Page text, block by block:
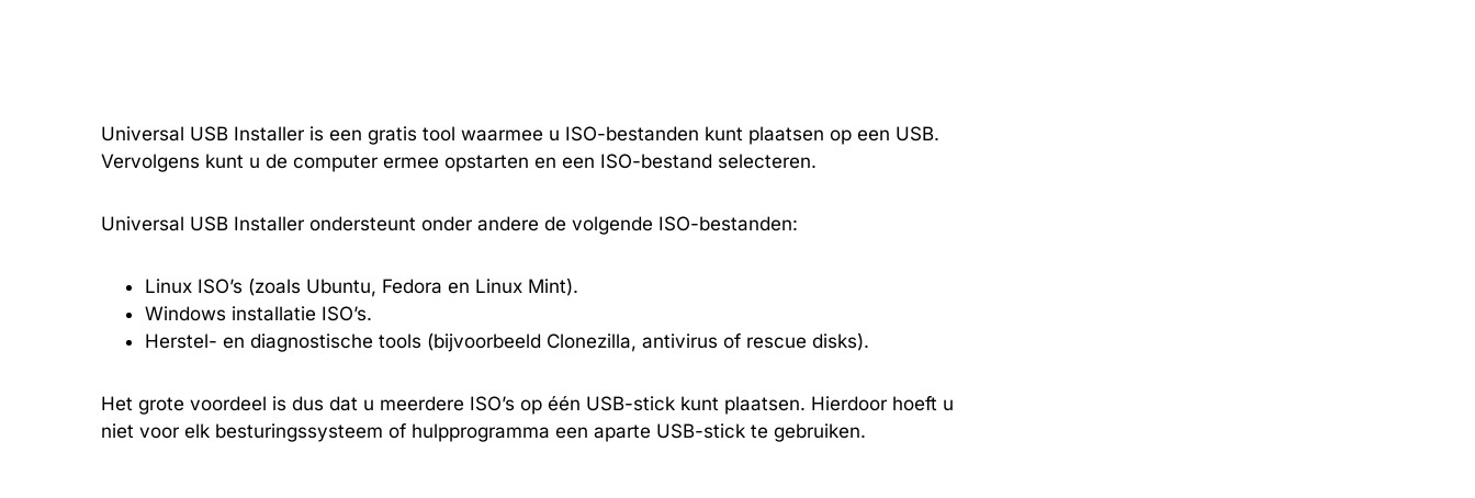
Universal USB Installer is een gratis tool waarmee u ISO-bestanden kunt plaatsen op een USB.
Vervolgens kunt u de computer ermee opstarten en een ISO-bestand selecteren.
Universal USB Installer ondersteunt onder andere de volgende ISO-bestanden:
Linux ISO’s (zoals Ubuntu, Fedora en Linux Mint).
Windows installatie ISO’s.
Herstel- en diagnostische tools (bijvoorbeeld Clonezilla, antivirus of rescue disks).
Het grote voordeel is dus dat u meerdere ISO’s op één USB-stick kunt plaatsen. Hierdoor hoeft u
niet voor elk besturingssysteem of hulpprogramma een aparte USB-stick te gebruiken.